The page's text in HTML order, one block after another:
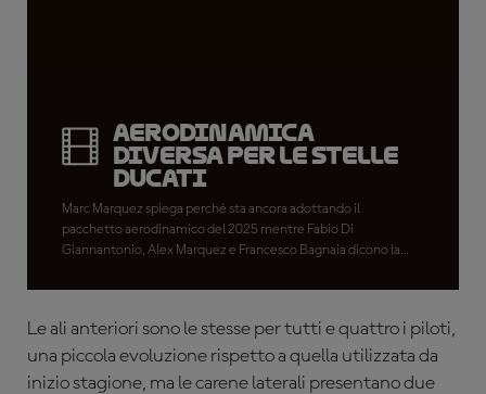
Aerodinamica
diversa per le stelle
Ducati
Marc Marquez spiega perché sta ancora adottando il
pacchetto aerodinamico del 2025 mentre Fabio Di
Giannantonio, Alex Marquez e Francesco Bagnaia dicono la
Test a Jerez
Le ali anteriori sono le stesse per tutti e quattro i piloti,
una piccola evoluzione rispetto a quella utilizzata da
inizio stagione, ma le carene laterali presentano due